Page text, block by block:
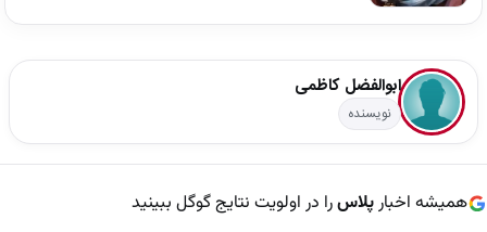
ابوالفضل کاظمی
نویسنده
همیشه اخبارپلاسرا در اولویت نتایج گوگل ببینید